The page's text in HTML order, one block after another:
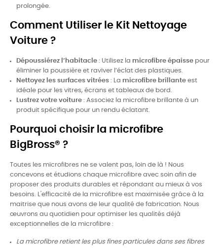
prolongée.
Comment Utiliser le Kit Nettoyage
Voiture ?
Dépoussiérez l’habitacle : Utilisez la microfibre épaisse pour
éliminer la poussière et raviver l’éclat des plastiques.
Nettoyez les surfaces vitrées : La microfibre brillante est
idéale pour les vitres, écrans et tableaux de bord.
Lustrez votre voiture : Associez la microfibre brillante à un
produit spécifique pour un rendu éclatant.
Pourquoi choisir la microfibre
BigBross® ?
Toutes les microfibres ne se valent pas, loin de là ! Nous
concevons et étudions chaque microfibre avec soin afin de
proposer des produits durables et répondant au mieux à vos
besoins. L'efficacité de la microfibre est maximisée grâce à la
maitrise que nous avons de leur qualité de fabrication. Nous
œuvrons au quotidien pour optimiser les qualités déjà
exceptionnelles de la microfibre :
La microfibre retient les plus fines particules dans ses fibres
SITE
Inscrivez-vous à notre Newsletter pour recevoir votre réduction
ainsi que des bons plans et astuces ménage !